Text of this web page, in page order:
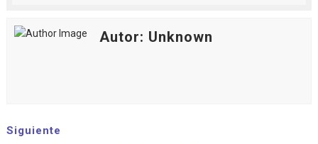
Autor: Unknown
Siguiente